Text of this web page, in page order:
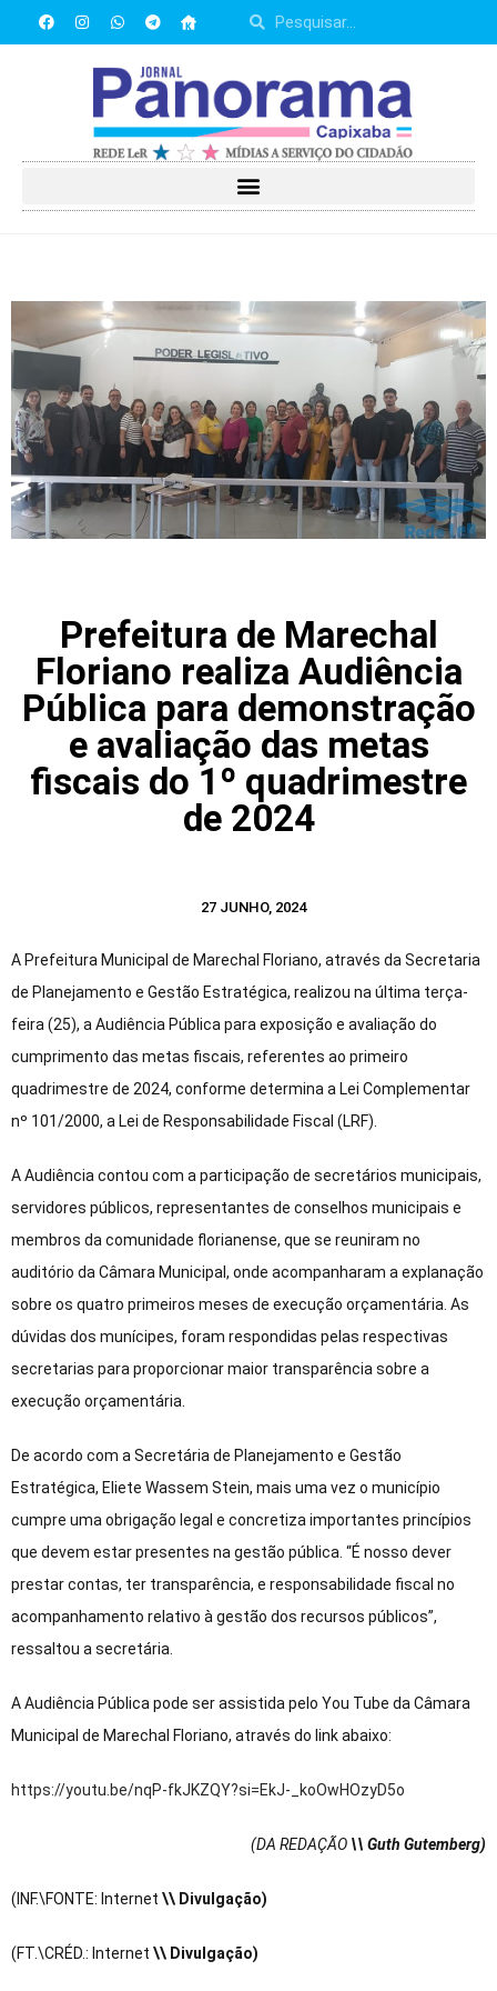
Prefeitura de Marechal
Floriano realiza Audiência
Pública para demonstração
e avaliação das metas
fiscais do 1º quadrimestre
de 2024
27 JUNHO, 2024
A Prefeitura Municipal de Marechal Floriano, através da Secretaria
de Planejamento e Gestão Estratégica, realizou na última terça-
feira (25), a Audiência Pública para exposição e avaliação do
cumprimento das metas fiscais, referentes ao primeiro
quadrimestre de 2024, conforme determina a Lei Complementar
nº 101/2000, a Lei de Responsabilidade Fiscal (LRF).
A Audiência contou com a participação de secretários municipais,
servidores públicos, representantes de conselhos municipais e
membros da comunidade florianense, que se reuniram no
auditório da Câmara Municipal, onde acompanharam a explanação
sobre os quatro primeiros meses de execução orçamentária. As
dúvidas dos munícipes, foram respondidas pelas respectivas
secretarias para proporcionar maior transparência sobre a
execução orçamentária.
De acordo com a Secretária de Planejamento e Gestão
Estratégica, Eliete Wassem Stein, mais uma vez o município
cumpre uma obrigação legal e concretiza importantes princípios
que devem estar presentes na gestão pública. “É nosso dever
prestar contas, ter transparência, e responsabilidade fiscal no
acompanhamento relativo à gestão dos recursos públicos”,
ressaltou a secretária.
A Audiência Pública pode ser assistida pelo You Tube da Câmara
Municipal de Marechal Floriano, através do link abaixo:
https://youtu.be/nqP-fkJKZQY?si=EkJ-_koOwHOzyD5o
(DA REDAÇÃO \\ Guth Gutemberg)
(INF.\FONTE: Internet \\ Divulgação)
(FT.\CRÉD.: Internet \\ Divulgação)